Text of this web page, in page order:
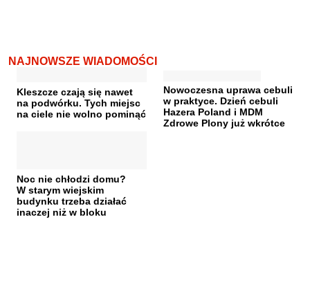
NAJNOWSZE WIADOMOŚCI
Kleszcze czają się nawet
na podwórku. Tych miejsc
na ciele nie wolno pominąć
Nowoczesna uprawa cebuli
w praktyce. Dzień cebuli
Hazera Poland i MDM
Zdrowe Plony już wkrótce
Noc nie chłodzi domu?
W starym wiejskim
budynku trzeba działać
inaczej niż w bloku